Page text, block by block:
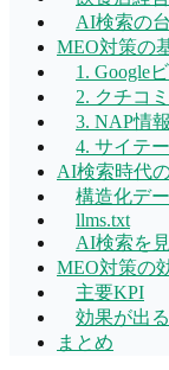
AI検索の
MEO対策の
1. Google
2. クチコ
3. NAP情
4. サイテ
AI検索時代
構造化デー
llms.txt
AI検索を
MEO対策の
主要KPI
効果が出
まとめ